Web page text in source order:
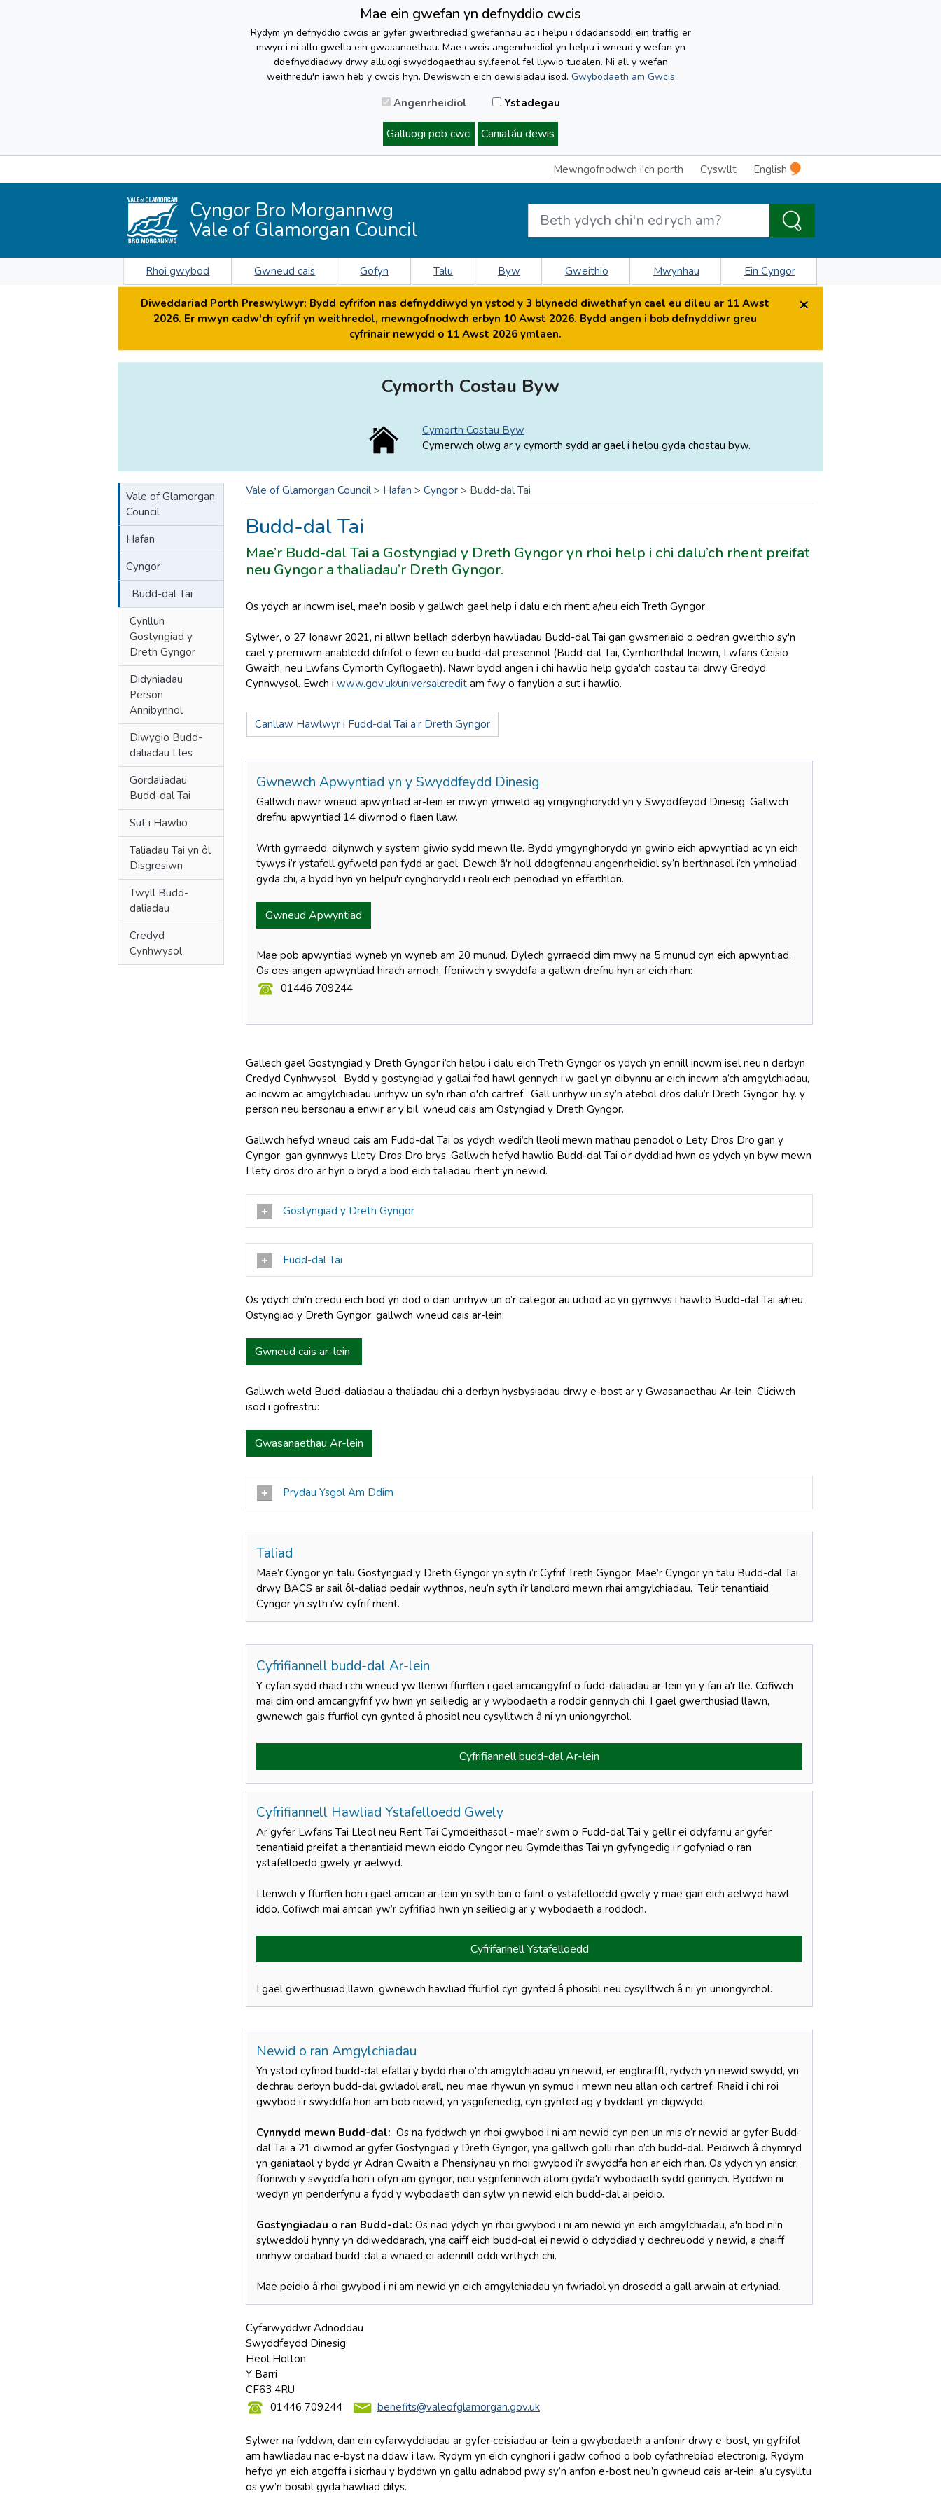
Mae ein gwefan yn defnyddio cwcis
Rydym yn defnyddio cwcis ar gyfer gweithrediad gwefannau ac i helpu i ddadansoddi ein traffig er
mwyn i ni allu gwella ein gwasanaethau. Mae cwcis angenrheidiol yn helpu i wneud y wefan yn
ddefnyddiadwy drwy alluogi swyddogaethau sylfaenol fel llywio tudalen. Ni all y wefan
weithredu'n iawn heb y cwcis hyn. Dewiswch eich dewisiadau isod. Gwybodaeth am Gwcis
Angenrheidiol Ystadegau
Galluogi pob cwci Caniatáu dewis
Mewngofnodwch i'ch porth Cyswllt English
Cyngor Bro Morgannwg
Vale of Glamorgan Council
Rhoi gwybod Gwneud cais Gofyn Talu Byw Gweithio Mwynhau Ein Cyngor
Diweddariad Porth Preswylwyr: Bydd cyfrifon nas defnyddiwyd yn ystod y 3 blynedd diwethaf yn cael eu dileu ar 11 Awst
2026. Er mwyn cadw'ch cyfrif yn weithredol, mewngofnodwch erbyn 10 Awst 2026. Bydd angen i bob defnyddiwr greu
cyfrinair newydd o 11 Awst 2026 ymlaen.
×
Cymorth Costau Byw
Cymorth Costau Byw
Cymerwch olwg ar y cymorth sydd ar gael i helpu gyda chostau byw.
Vale of Glamorgan
Council
Hafan
Cyngor
Budd-dal Tai
Cynllun
Gostyngiad y
Dreth Gyngor
Didyniadau
Person
Annibynnol
Diwygio Budd-
daliadau Lles
Gordaliadau
Budd-dal Tai
Sut i Hawlio
Taliadau Tai yn ôl
Disgresiwn
Twyll Budd-
daliadau
Credyd
Cynhwysol
Vale of Glamorgan Council > Hafan > Cyngor > Budd-dal Tai
Budd-dal Tai
Mae’r Budd-dal Tai a Gostyngiad y Dreth Gyngor yn rhoi help i chi dalu’ch rhent preifat
neu Gyngor a thaliadau’r Dreth Gyngor.
Os ydych ar incwm isel, mae'n bosib y gallwch gael help i dalu eich rhent a/neu eich Treth Gyngor.
Sylwer, o 27 Ionawr 2021, ni allwn bellach dderbyn hawliadau Budd-dal Tai gan gwsmeriaid o oedran gweithio sy'n
cael y premiwm anabledd difrifol o fewn eu budd-dal presennol (Budd-dal Tai, Cymhorthdal Incwm, Lwfans Ceisio
Gwaith, neu Lwfans Cymorth Cyflogaeth). Nawr bydd angen i chi hawlio help gyda'ch costau tai drwy Gredyd
Cynhwysol. Ewch i www.gov.uk/universalcredit am fwy o fanylion a sut i hawlio.
Canllaw Hawlwyr i Fudd-dal Tai a’r Dreth Gyngor
Gwnewch Apwyntiad yn y Swyddfeydd Dinesig
Gallwch nawr wneud apwyntiad ar-lein er mwyn ymweld ag ymgynghorydd yn y Swyddfeydd Dinesig. Gallwch
drefnu apwyntiad 14 diwrnod o flaen llaw.
Wrth gyrraedd, dilynwch y system giwio sydd mewn lle. Bydd ymgynghorydd yn gwirio eich apwyntiad ac yn eich
tywys i’r ystafell gyfweld pan fydd ar gael. Dewch â'r holl ddogfennau angenrheidiol sy’n berthnasol i’ch ymholiad
gyda chi, a bydd hyn yn helpu'r cynghorydd i reoli eich penodiad yn effeithlon.
Gwneud Apwyntiad
Mae pob apwyntiad wyneb yn wyneb am 20 munud. Dylech gyrraedd dim mwy na 5 munud cyn eich apwyntiad.
Os oes angen apwyntiad hirach arnoch, ffoniwch y swyddfa a gallwn drefnu hyn ar eich rhan:
01446 709244
Gallech gael Gostyngiad y Dreth Gyngor i’ch helpu i dalu eich Treth Gyngor os ydych yn ennill incwm isel neu’n derbyn
Credyd Cynhwysol. Bydd y gostyngiad y gallai fod hawl gennych i’w gael yn dibynnu ar eich incwm a’ch amgylchiadau,
ac incwm ac amgylchiadau unrhyw un sy'n rhan o'ch cartref. Gall unrhyw un sy’n atebol dros dalu’r Dreth Gyngor, h.y. y
person neu bersonau a enwir ar y bil, wneud cais am Ostyngiad y Dreth Gyngor.
Gallwch hefyd wneud cais am Fudd-dal Tai os ydych wedi’ch lleoli mewn mathau penodol o Lety Dros Dro gan y
Cyngor, gan gynnwys Llety Dros Dro brys. Gallwch hefyd hawlio Budd-dal Tai o’r dyddiad hwn os ydych yn byw mewn
Llety dros dro ar hyn o bryd a bod eich taliadau rhent yn newid.
Gostyngiad y Dreth Gyngor
Fudd-dal Tai
Os ydych chi’n credu eich bod yn dod o dan unrhyw un o’r categorïau uchod ac yn gymwys i hawlio Budd-dal Tai a/neu
Ostyngiad y Dreth Gyngor, gallwch wneud cais ar-lein:
Gwneud cais ar-lein
Gallwch weld Budd-daliadau a thaliadau chi a derbyn hysbysiadau drwy e-bost ar y Gwasanaethau Ar-lein. Cliciwch
isod i gofrestru:
Gwasanaethau Ar-lein
Prydau Ysgol Am Ddim
Taliad
Mae’r Cyngor yn talu Gostyngiad y Dreth Gyngor yn syth i’r Cyfrif Treth Gyngor. Mae’r Cyngor yn talu Budd-dal Tai
drwy BACS ar sail ôl-daliad pedair wythnos, neu’n syth i’r landlord mewn rhai amgylchiadau. Telir tenantiaid
Cyngor yn syth i’w cyfrif rhent.
Cyfrifiannell budd-dal Ar-lein
Y cyfan sydd rhaid i chi wneud yw llenwi ffurflen i gael amcangyfrif o fudd-daliadau ar-lein yn y fan a'r lle. Cofiwch
mai dim ond amcangyfrif yw hwn yn seiliedig ar y wybodaeth a roddir gennych chi. I gael gwerthusiad llawn,
gwnewch gais ffurfiol cyn gynted â phosibl neu cysylltwch â ni yn uniongyrchol.
Cyfrifiannell budd-dal Ar-lein
Cyfrifiannell Hawliad Ystafelloedd Gwely
Ar gyfer Lwfans Tai Lleol neu Rent Tai Cymdeithasol - mae’r swm o Fudd-dal Tai y gellir ei ddyfarnu ar gyfer
tenantiaid preifat a thenantiaid mewn eiddo Cyngor neu Gymdeithas Tai yn gyfyngedig i’r gofyniad o ran
ystafelloedd gwely yr aelwyd.
Llenwch y ffurflen hon i gael amcan ar-lein yn syth bin o faint o ystafelloedd gwely y mae gan eich aelwyd hawl
iddo. Cofiwch mai amcan yw’r cyfrifiad hwn yn seiliedig ar y wybodaeth a roddoch.
Cyfrifannell Ystafelloedd
I gael gwerthusiad llawn, gwnewch hawliad ffurfiol cyn gynted â phosibl neu cysylltwch â ni yn uniongyrchol.
Newid o ran Amgylchiadau
Yn ystod cyfnod budd-dal efallai y bydd rhai o'ch amgylchiadau yn newid, er enghraifft, rydych yn newid swydd, yn
dechrau derbyn budd-dal gwladol arall, neu mae rhywun yn symud i mewn neu allan o’ch cartref. Rhaid i chi roi
gwybod i’r swyddfa hon am bob newid, yn ysgrifenedig, cyn gynted ag y byddant yn digwydd.
Cynnydd mewn Budd-dal: Os na fyddwch yn rhoi gwybod i ni am newid cyn pen un mis o’r newid ar gyfer Budd-
dal Tai a 21 diwrnod ar gyfer Gostyngiad y Dreth Gyngor, yna gallwch golli rhan o’ch budd-dal. Peidiwch â chymryd
yn ganiataol y bydd yr Adran Gwaith a Phensiynau yn rhoi gwybod i’r swyddfa hon ar eich rhan. Os ydych yn ansicr,
ffoniwch y swyddfa hon i ofyn am gyngor, neu ysgrifennwch atom gyda'r wybodaeth sydd gennych. Byddwn ni
wedyn yn penderfynu a fydd y wybodaeth dan sylw yn newid eich budd-dal ai peidio.
Gostyngiadau o ran Budd-dal: Os nad ydych yn rhoi gwybod i ni am newid yn eich amgylchiadau, a'n bod ni'n
sylweddoli hynny yn ddiweddarach, yna caiff eich budd-dal ei newid o ddyddiad y dechreuodd y newid, a chaiff
unrhyw ordaliad budd-dal a wnaed ei adennill oddi wrthych chi.
Mae peidio â rhoi gwybod i ni am newid yn eich amgylchiadau yn fwriadol yn drosedd a gall arwain at erlyniad.
Cyfarwyddwr Adnoddau
Swyddfeydd Dinesig
Heol Holton
Y Barri
CF63 4RU
01446 709244
benefits@valeofglamorgan.gov.uk
Sylwer na fyddwn, dan ein cyfarwyddiadau ar gyfer ceisiadau ar-lein a gwybodaeth a anfonir drwy e-bost, yn gyfrifol
am hawliadau nac e-byst na ddaw i law. Rydym yn eich cynghori i gadw cofnod o bob cyfathrebiad electronig. Rydym
hefyd yn eich atgoffa i sicrhau y byddwn yn gallu adnabod pwy sy’n anfon e-bost neu’n gwneud cais ar-lein, a’u cysylltu
os yw’n bosibl gyda hawliad dilys.